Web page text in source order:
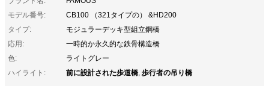
モデル番号:
CB100 （321タイプの） &HD200
タイプ:
モジュラーデッキ型組立鋼橋
応用:
一時的か永久的な鉄骨構造橋
色:
ライトグレー
ハイライト:
前に設計された歩道橋, 歩行者の吊り橋